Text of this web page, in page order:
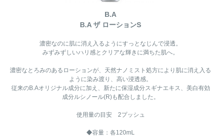
B.A
B.A ザ ローションS
濃密なのに肌に消え入るようにすっとなじんで浸透。
みずみずしいハリ感とクリアな輝きに満ちた肌へ。
濃密なとろみのあるローションが、天然ナノミスト処方により肌に消え入る
ように染み渡り、高い浸透感。
従来のB.Aオリジナル成分に加え、新たに保湿成分スギナエキス、美白有効
成分ルシノール(R)も配合しました。
使用量の目安 2プッシュ
◆容量：各120mL